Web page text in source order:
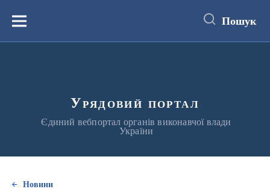
вмістуМеню Пошук
Урядовий портал
Єдиний вебпортал органів виконавчої влади
України
Новини